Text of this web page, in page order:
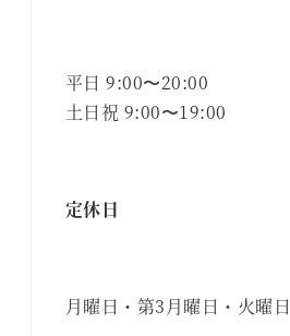
平日 9:00〜20:00
土日祝 9:00〜19:00
定休日
月曜日・第3月曜日・火曜日